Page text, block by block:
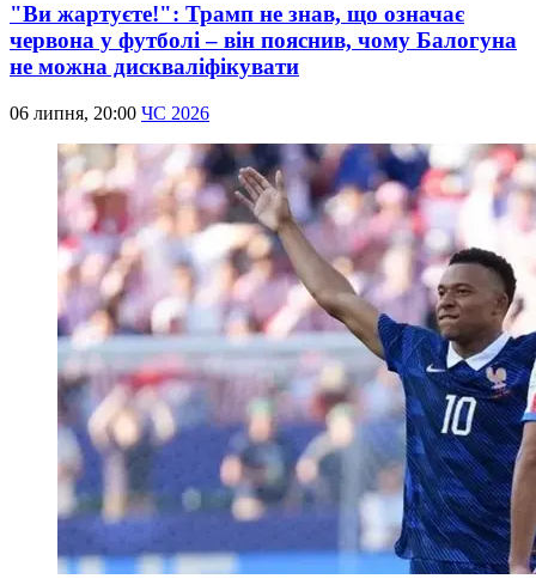
"Ви жартуєте!": Трамп не знав, що означає
червона у футболі – він пояснив, чому Балогуна
не можна дискваліфікувати
06 липня, 20:00 ЧС 2026